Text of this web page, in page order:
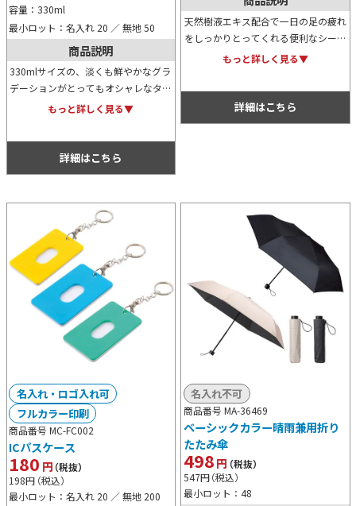
容量：330ml
最小ロット：名入れ 20 ／ 無地 50
商品説明
330mlサイズの、淡くも鮮やかなグラ
デーションがとってもオシャレなタン
ブラーです。オリジナル名入れも可能
ティ用にも人気のあるタイプです。
もっと詳しく見る▼
詳細はこちら
天然樹液エキス配合で一日の足の疲れ
をしっかりとってくれる便利なシート
です。レギュラー、高麗人参、よも
もっと詳しく見る▼
詳細はこちら
商品番号 MC-FC002
ICパスケース
180 円（税抜）
198円（税込）
最小ロット：名入れ 20 ／ 無地 200
名入れ・ロゴ入れ可
フルカラー印刷
商品番号 MA-36469
ベーシックカラー晴雨兼用折り
たたみ傘
498円（税抜）
547円（税込）
最小ロット：48
名入れ不可